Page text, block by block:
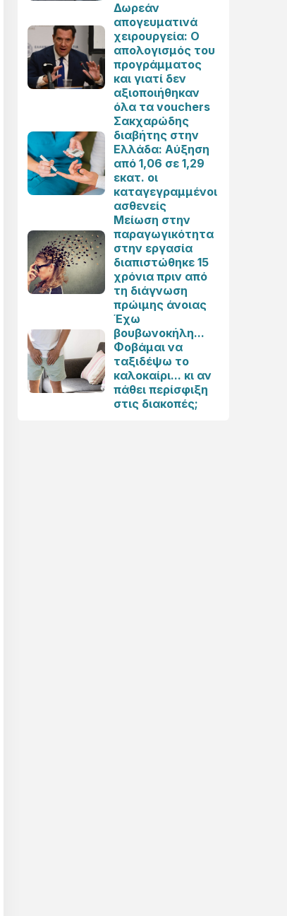
Δωρεάν
απογευματινά
χειρουργεία: Ο
απολογισμός του
προγράμματος
και γιατί δεν
αξιοποιήθηκαν
όλα τα vouchers
Σακχαρώδης
διαβήτης στην
Ελλάδα: Αύξηση
από 1,06 σε 1,29
εκατ. οι
καταγεγραμμένοι
ασθενείς
Μείωση στην
παραγωγικότητα
στην εργασία
διαπιστώθηκε 15
χρόνια πριν από
τη διάγνωση
πρώιμης άνοιας
Έχω
βουβωνοκήλη...
Φοβάμαι να
ταξιδέψω το
καλοκαίρι... κι αν
πάθει περίσφιξη
στις διακοπές;